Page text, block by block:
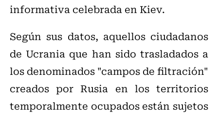
informativa celebrada en Kiev.
Según sus datos, aquellos ciudadanos
de Ucrania que han sido trasladados a
los denominados "campos de filtración"
creados por Rusia en los territorios
temporalmente ocupados están sujetos